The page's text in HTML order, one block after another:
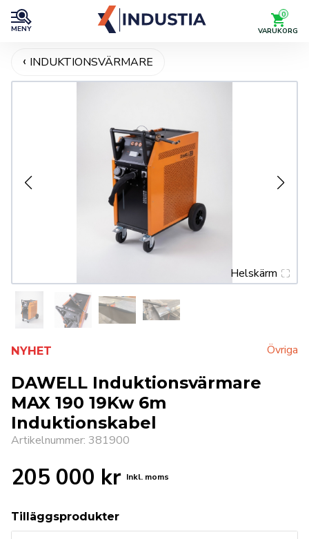
MENY
0
VARUKORG
INDUKTIONSVÄRMARE
Helskärm
NYHET Övriga
DAWELL Induktionsvärmare
MAX 190 19Kw 6m
Induktionskabel
Artikelnummer: 381900
205 000 kr Inkl. moms
Tilläggsprodukter